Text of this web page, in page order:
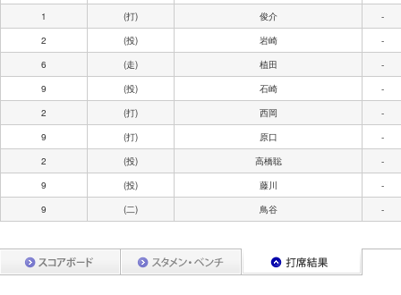
1
(打) 俊介
-
2
(投) 岩崎
-
6
(走) 植田
-
9
(投) 石崎
-
2
(打) 西岡
-
9
(打) 原口
-
2
(投) 高橋聡
-
9
(投) 藤川
-
9
(二) 鳥谷 -